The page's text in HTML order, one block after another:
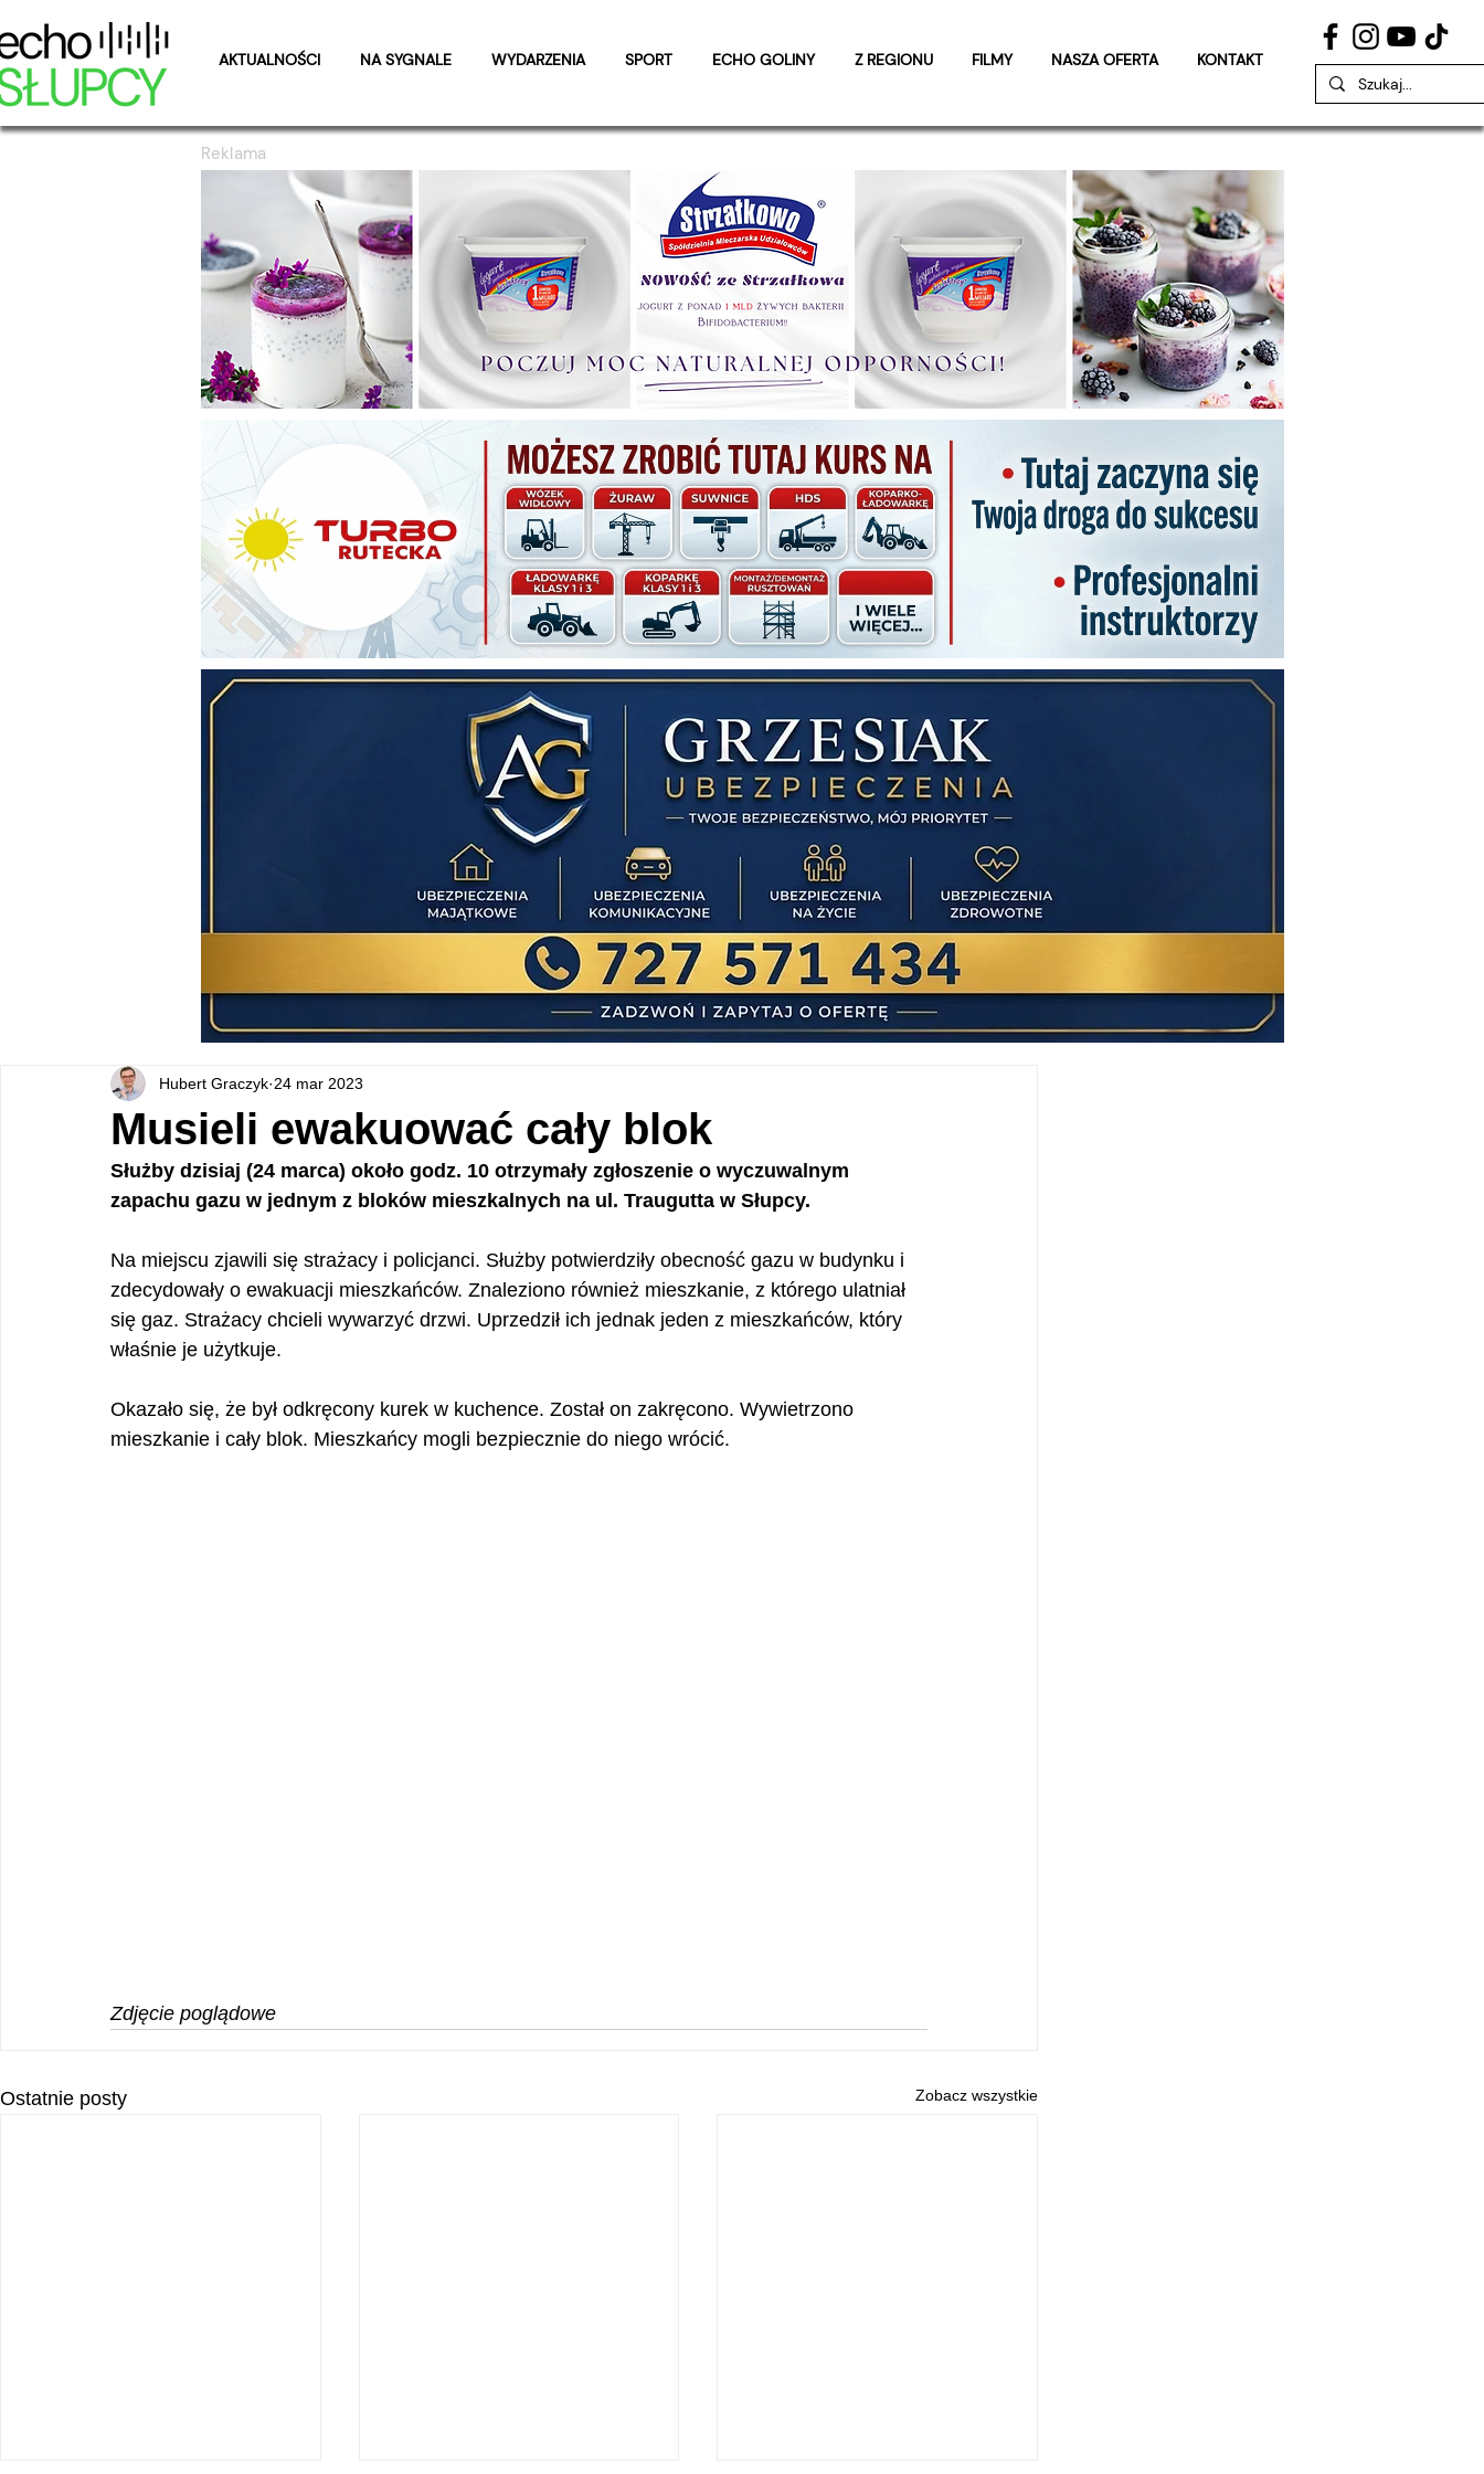
AKTUALNOŚCI NA SYGNALE WYDARZENIA SPORT ECHO GOLINY Z REGIONU FILMY NASZA OFERTA KONTAKT
Reklama
Musieli ewakuować cały blok
Hubert Graczyk 24 mar 2023
Służby dzisiaj (24 marca) około godz. 10 otrzymały zgłoszenie o wyczuwalnym
zapachu gazu w jednym z bloków mieszkalnych na ul. Traugutta w Słupcy.
Na miejscu zjawili się strażacy i policjanci. Służby potwierdziły obecność gazu w budynku i
zdecydowały o ewakuacji mieszkańców. Znaleziono również mieszkanie, z którego ulatniał
się gaz. Strażacy chcieli wywarzyć drzwi. Uprzedził ich jednak jeden z mieszkańców, który
właśnie je użytkuje.
Okazało się, że był odkręcony kurek w kuchence. Został on zakręcono. Wywietrzono
mieszkanie i cały blok. Mieszkańcy mogli bezpiecznie do niego wrócić.
Zdjęcie poglądowe
Ostatnie posty Zobacz wszystkie